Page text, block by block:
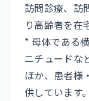
訪問診療、訪
り高齢者を在
* 母体である
ニチュードな
ほか、患者様
供しています。